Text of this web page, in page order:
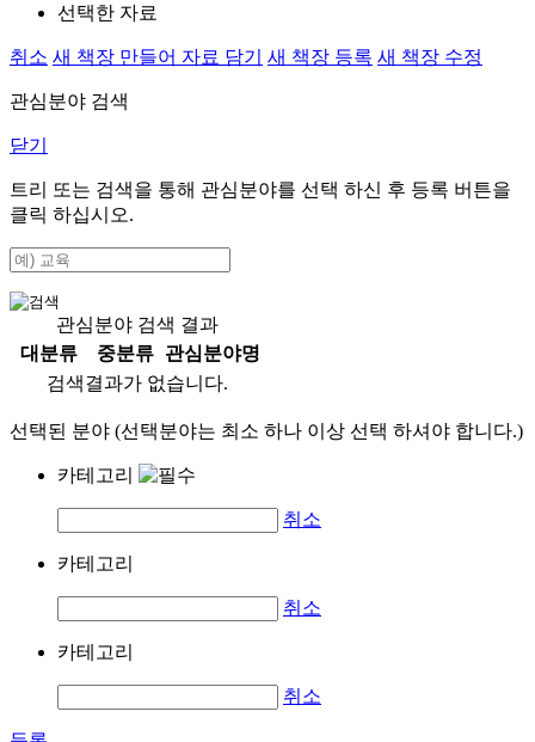
선택한 자료
취소 새 책장 만들어 자료 담기 새 책장 등록 새 책장 수정
관심분야 검색
닫기
트리 또는 검색을 통해 관심분야를 선택 하신 후 등록 버튼을
클릭 하십시오.
관심분야 검색 결과
대분류
중분류
관심분야명
검색결과가 없습니다.
선택된 분야 (선택분야는 최소 하나 이상 선택 하셔야 합니다.)
카테고리
취소
카테고리
취소
카테고리
취소